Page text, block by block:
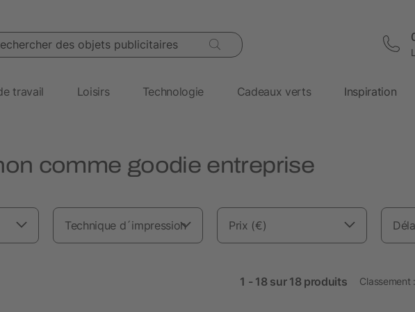
des objets publicitaires
travail Loisirs Technologie Cadeaux verts Inspiration
comme goodie entreprise
Technique d´impression Prix (€)
1 - 18 sur 18 produits Classement :